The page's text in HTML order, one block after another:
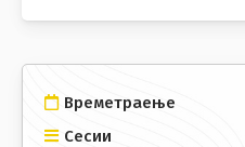
Времетраење
Сесии